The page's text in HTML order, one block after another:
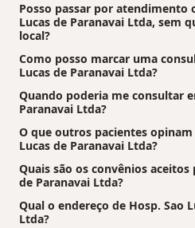
Posso passar por atendimento
Lucas de Paranavai Ltda, sem
local?
Como posso marcar uma
Lucas de Paranavai Ltda?
Quando poderia me consultar
Paranavai Ltda?
O que outros pacientes opinam
Lucas de Paranavai Ltda?
Quais são os convênios aceitos
de Paranavai Ltda?
Qual o endereço de Hosp. Sao
Ltda?